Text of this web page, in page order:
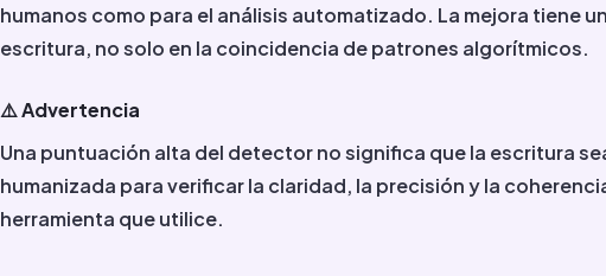
humanos como para el análisis automatizado. La mejora tiene
escritura, no solo en la coincidencia de patrones algorítmicos.
⚠️ Advertencia
Una puntuación alta del detector no significa que la escritura
humanizada para verificar la claridad, la precisión y la
herramienta que utilice.